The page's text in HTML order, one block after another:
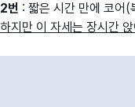
2번 : 짧은 시간 만에 코어
하지만 이 자세는 장시간